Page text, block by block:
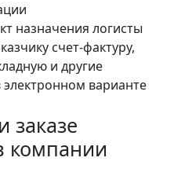
назначения логисты
счет-фактуру,
и другие
варианте
компании